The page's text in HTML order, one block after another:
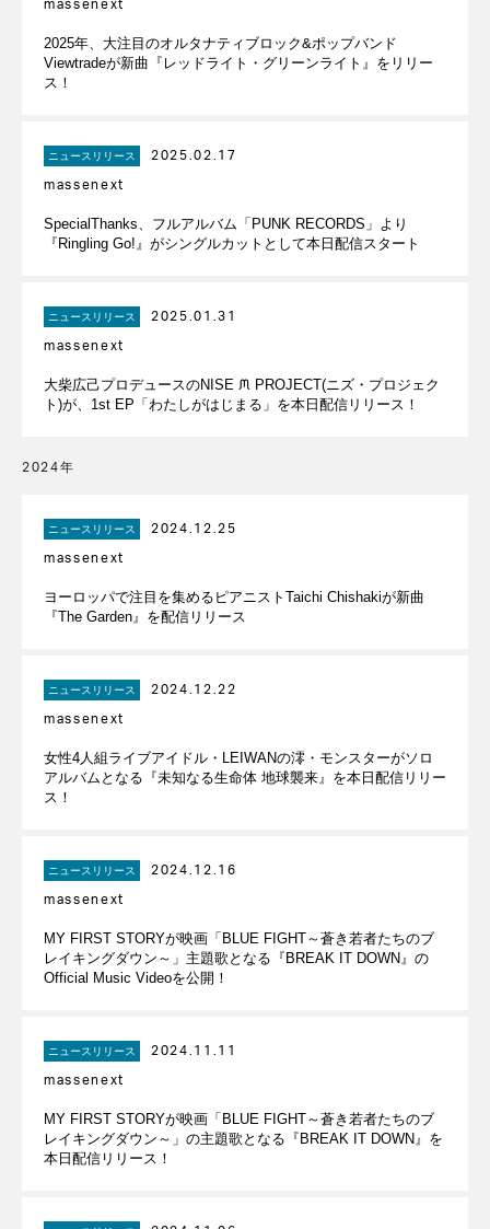
massenext
2025年、大注目のオルタナティブロック&ポップバンド
Viewtradeが新曲『レッドライト・グリーンライト』をリリー
ス！
ニュースリリース
2025.02.17
massenext
SpecialThanks、フルアルバム「PUNK RECORDS」より
『Ringling Go!』がシングルカットとして本日配信スタート
ニュースリリース
2025.01.31
massenext
大柴広己プロデュースのNISE ᙏ PROJECT(ニズ・プロジェク
ト)が、1st EP「わたしがはじまる」を本日配信リリース！
2024年
ニュースリリース
2024.12.25
massenext
ヨーロッパで注目を集めるピアニストTaichi Chishakiが新曲
『The Garden』を配信リリース
ニュースリリース
2024.12.22
massenext
女性4人組ライブアイドル・LEIWANの澪・モンスターがソロ
アルバムとなる『未知なる生命体 地球襲来』を本日配信リリー
ス！
ニュースリリース
2024.12.16
massenext
MY FIRST STORYが映画「BLUE FIGHT～蒼き若者たちのブ
レイキングダウン～」主題歌となる『BREAK IT DOWN』の
Official Music Videoを公開！
ニュースリリース
2024.11.11
massenext
MY FIRST STORYが映画「BLUE FIGHT～蒼き若者たちのブ
レイキングダウン～」の主題歌となる『BREAK IT DOWN』を
本日配信リリース！